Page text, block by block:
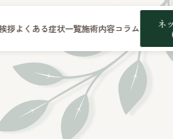
拶よくある症状一覧施術内容コラム
ネ